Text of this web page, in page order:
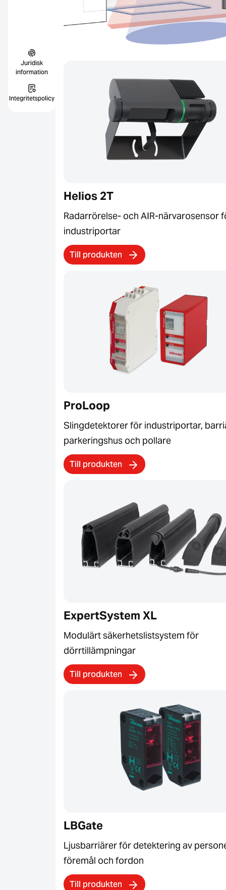
Juridisk
information
Integritetspolicy
Helios 2T
Radarrörelse- och AIR-närvarosensor
industriportar
Till produkten
ProLoop
Slingdetektorer för industriportar,
parkeringshus och pollare
Till produkten
ExpertSystem XL
Modulärt säkerhetslistsystem för
dörrtillämpningar
Till produkten
LBGate
Ljusbarriärer för detektering av
föremål och fordon
Till produkten